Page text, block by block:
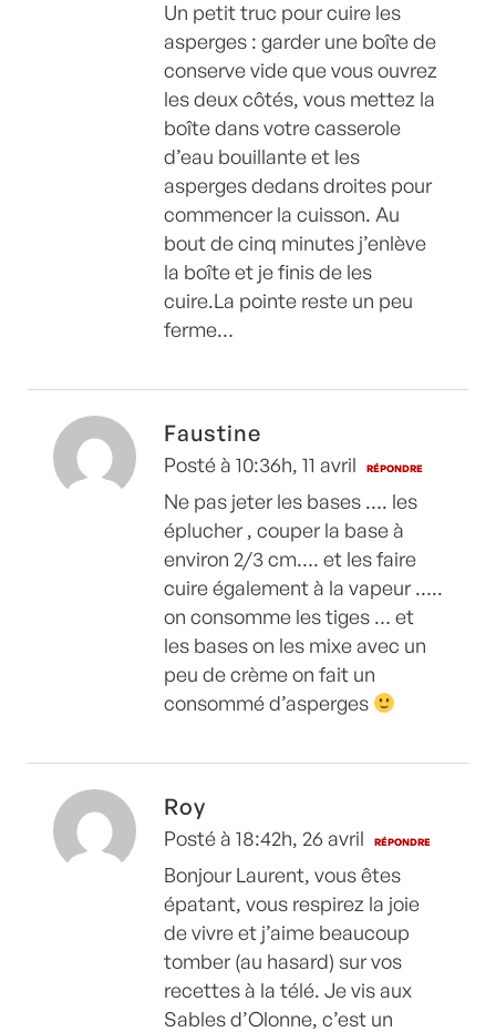
Un petit truc pour cuire les
asperges : garder une boîte de
conserve vide que vous ouvrez
les deux côtés, vous mettez la
boîte dans votre casserole
d’eau bouillante et les
asperges dedans droites pour
commencer la cuisson. Au
bout de cinq minutes j’enlève
la boîte et je finis de les
cuire.La pointe reste un peu
ferme…
Faustine
Posté à 10:36h, 11 avril RÉPONDRE
Ne pas jeter les bases …. les
éplucher , couper la base à
environ 2/3 cm…. et les faire
cuire également à la vapeur …..
on consomme les tiges … et
les bases on les mixe avec un
peu de crème on fait un
consommé d’asperges
Roy
Posté à 18:42h, 26 avril RÉPONDRE
Bonjour Laurent, vous êtes
épatant, vous respirez la joie
de vivre et j’aime beaucoup
tomber (au hasard) sur vos
recettes à la télé. Je vis aux
Sables d’Olonne, c’est un